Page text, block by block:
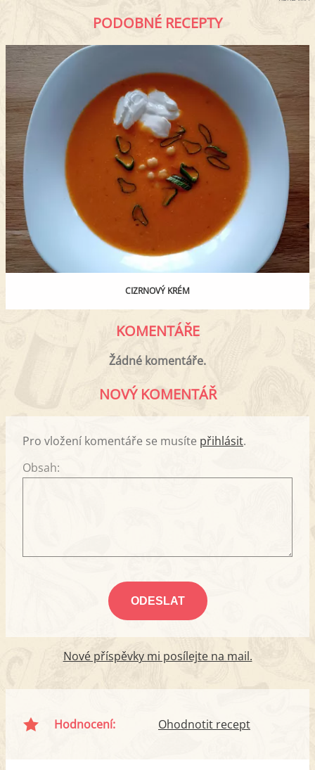
PODOBNÉ RECEPTY
CIZRNOVÝ KRÉM
KOMENTÁŘE
Žádné komentáře.
NOVÝ KOMENTÁŘ
Pro vložení komentáře se musíte přihlásit.
Obsah:
Nové příspěvky mi posílejte na mail.
Hodnocení: Ohodnotit recept